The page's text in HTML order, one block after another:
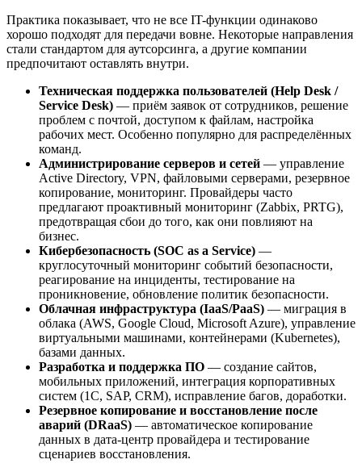
Практика показывает, что не все IT-функции одинаково
хорошо подходят для передачи вовне. Некоторые направления
стали стандартом для аутсорсинга, а другие компании
предпочитают оставлять внутри.
Техническая поддержка пользователей (Help Desk /
Service Desk) — приём заявок от сотрудников, решение
проблем с почтой, доступом к файлам, настройка
рабочих мест. Особенно популярно для распределённых
команд.
Администрирование серверов и сетей — управление
Active Directory, VPN, файловыми серверами, резервное
копирование, мониторинг. Провайдеры часто
предлагают проактивный мониторинг (Zabbix, PRTG),
предотвращая сбои до того, как они повлияют на
бизнес.
Кибербезопасность (SOC as a Service) —
круглосуточный мониторинг событий безопасности,
реагирование на инциденты, тестирование на
проникновение, обновление политик безопасности.
Облачная инфраструктура (IaaS/PaaS) — миграция в
облака (AWS, Google Cloud, Microsoft Azure), управление
виртуальными машинами, контейнерами (Kubernetes),
базами данных.
Разработка и поддержка ПО — создание сайтов,
мобильных приложений, интеграция корпоративных
систем (1С, SAP, CRM), исправление багов, доработки.
Резервное копирование и восстановление после
аварий (DRaaS) — автоматическое копирование
данных в дата-центр провайдера и тестирование
сценариев восстановления.